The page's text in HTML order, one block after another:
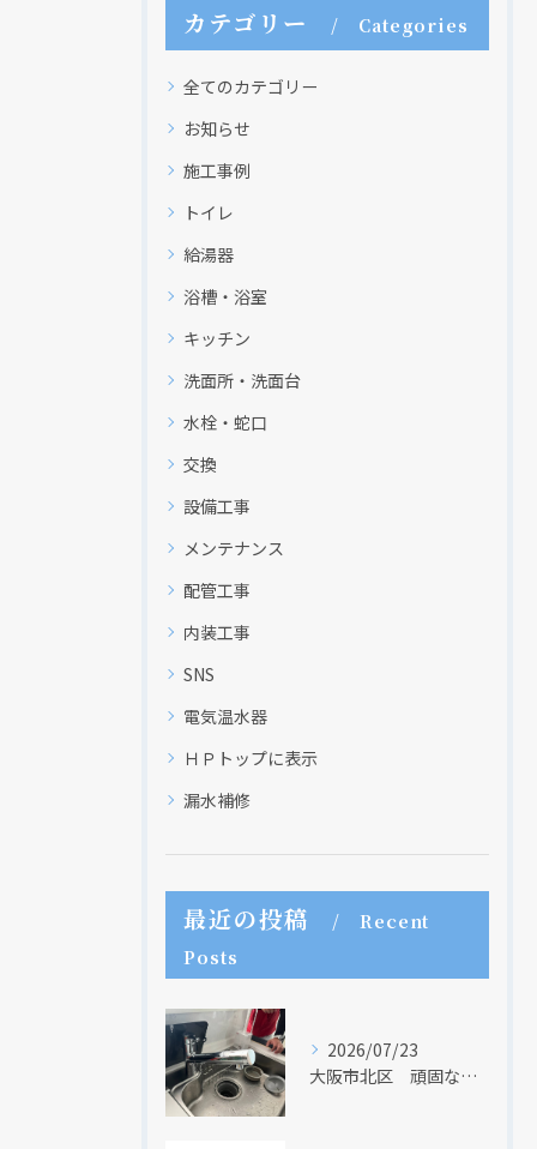
カテゴリー Categories
全てのカテゴリー
お知らせ
施工事例
トイレ
給湯器
浴槽・浴室
キッチン
洗面所・洗面台
水栓・蛇口
交換
設備工事
メンテナンス
配管工事
内装工事
SNS
電気温水器
ＨＰトップに表示
漏水補修
最近の投稿
Recent
Posts
2026/07/23
大阪市北区 頑固な水アカはなかなか取れない・・・